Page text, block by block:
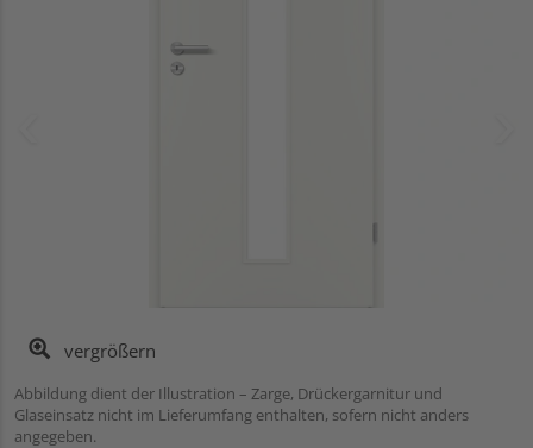
vergrößern
Abbildung dient der Illustration – Zarge, Drückergarnitur und
Glaseinsatz nicht im Lieferumfang enthalten, sofern nicht anders
angegeben.